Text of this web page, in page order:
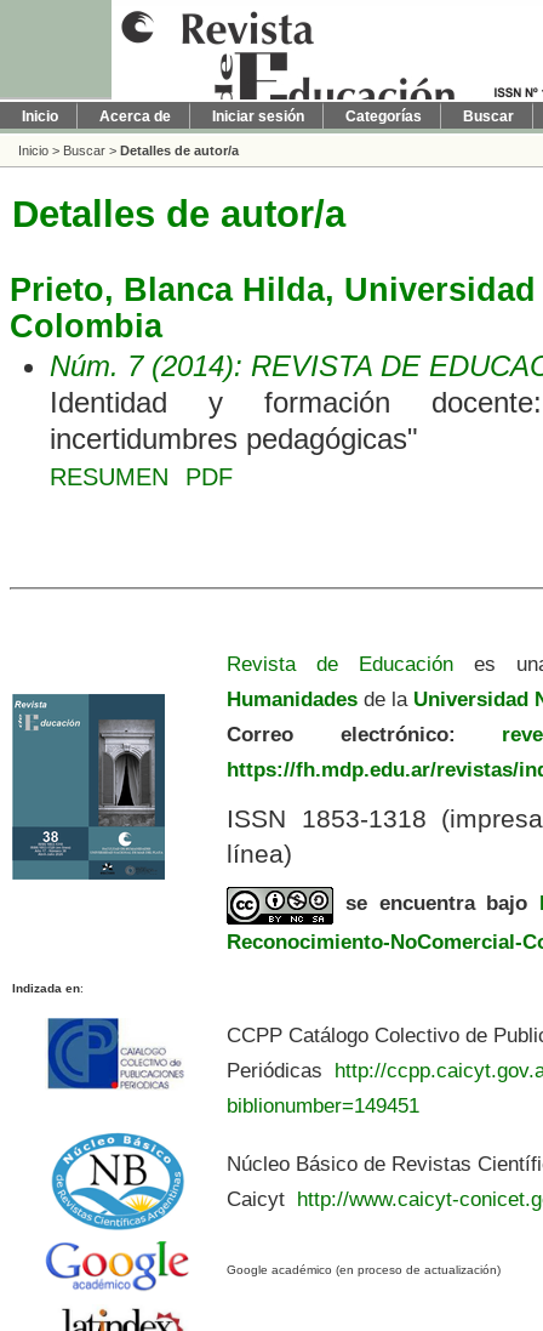
Inicio Acerca de Iniciar sesión Categorías Buscar
Inicio > Buscar > Detalles de autor/a
Detalles de autor/a
Prieto, Blanca Hilda,
Colombia
Núm. 7 (2014): REVISTA DE
Identidad y formación
incertidumbres pedagógicas"
RESUMEN PDF
Revista de Educación es
Humanidades de la Universidad
Correo electrónico:
https://fh.mdp.edu.ar/revistas/
ISSN 1853-1318
línea)
se encuentra bajo
Reconocimiento-NoComercial-
Indizada en:
CCPP Catálogo Colectivo de
Periódicas http://
biblionumber=149451
Núcleo Básico de Revistas
Caicyt http://www.caicyt-
Google académico (en proceso de actualización)